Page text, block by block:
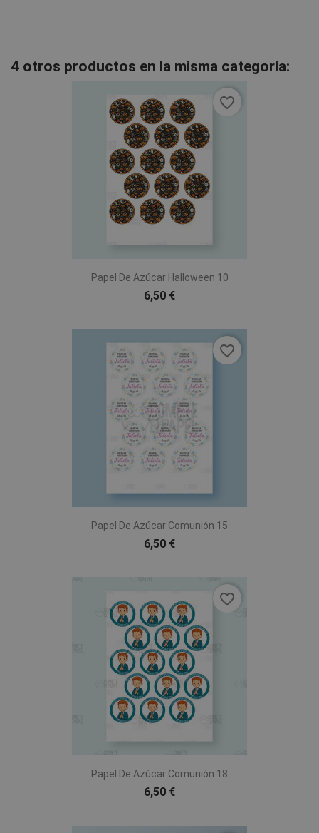
4 otros productos en la misma categoría:
Papel De Azúcar Halloween 10
6,50 €
favorite_border
Papel De Azúcar Comunión 15
6,50 €
favorite_border
Papel De Azúcar Comunión 18
6,50 €
favorite_border